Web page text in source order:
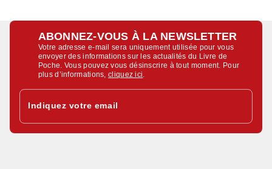
ABONNEZ-VOUS À LA NEWSLETTER
Votre adresse e-mail sera uniquement utilisée pour vous
envoyer des informations sur les actualités du Livre de
Poche. Vous pouvez vous désinscrire à tout moment. Pour
plus d’informations,cliquez ici
Indiquez votre email